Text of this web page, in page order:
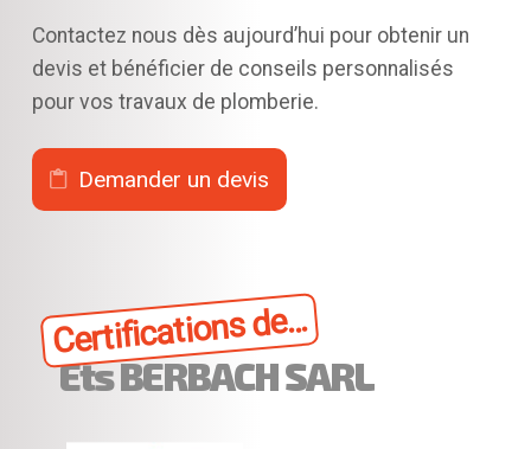
Contactez nous dès aujourd’hui pour obtenir un
devis et bénéficier de conseils personnalisés
pour vos travaux de plomberie.
Demander un devis
Certifications de...
Ets BERBACH SARL